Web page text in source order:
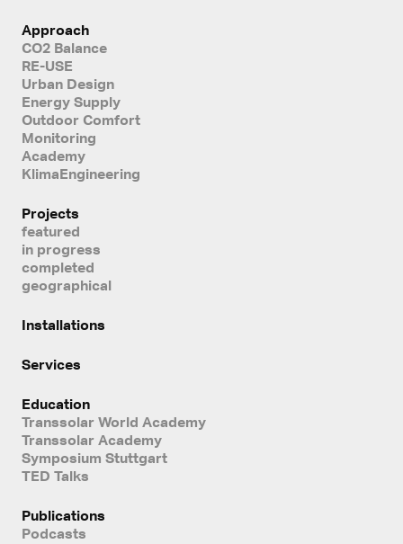
Approach
CO2 Balance
RE-USE
Urban Design
Energy Supply
Outdoor Comfort
Monitoring
Academy
KlimaEngineering
Projects
featured
in progress
completed
geographical
Installations
Services
Education
Transsolar World Academy
Transsolar Academy
Symposium Stuttgart
TED Talks
Publications
Podcasts